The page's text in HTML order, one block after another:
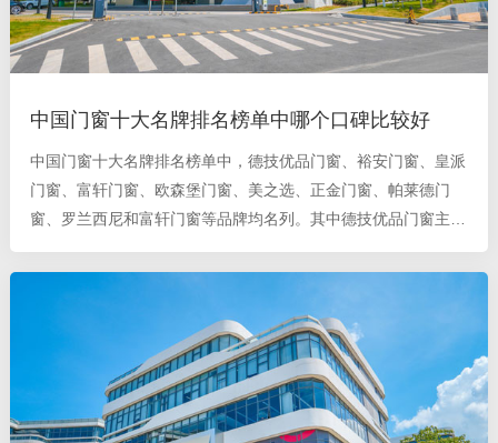
中国门窗十大名牌排名榜单中哪个口碑比较好
中国门窗十大名牌排名榜单中，德技优品门窗、裕安门窗、皇派
门窗、富轩门窗、欧森堡门窗、美之选、正金门窗、帕莱德门
窗、罗兰西尼和富轩门窗等品牌均名列。其中德技优品门窗主打
高，口碑一直不错。